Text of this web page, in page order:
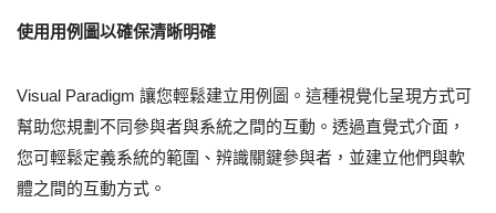
使用用例圖以確保清晰明確
Visual Paradigm 讓您輕鬆建立用例圖。這種視覺化呈現方式可
幫助您規劃不同參與者與系統之間的互動。透過直覺式介面，
您可輕鬆定義系統的範圍、辨識關鍵參與者，並建立他們與軟
體之間的互動方式。